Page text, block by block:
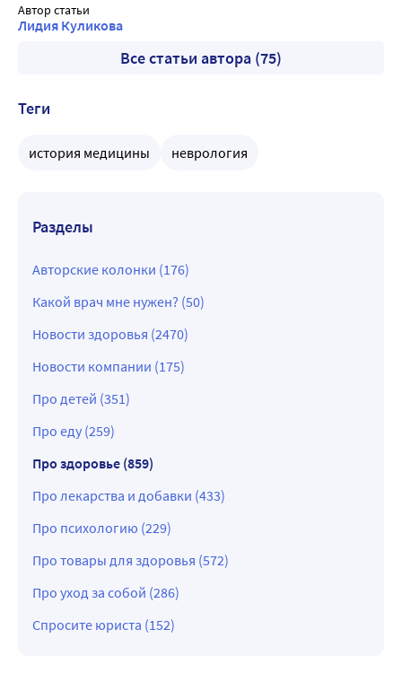
Автор статьи
Лидия Куликова
Все статьи автора (75)
Теги
история медицины неврология
Разделы
Авторские колонки (176)
Какой врач мне нужен? (50)
Новости здоровья (2470)
Новости компании (175)
Про детей (351)
Про еду (259)
Про здоровье (859)
Про лекарства и добавки (433)
Про психологию (229)
Про товары для здоровья (572)
Про уход за собой (286)
Спросите юриста (152)